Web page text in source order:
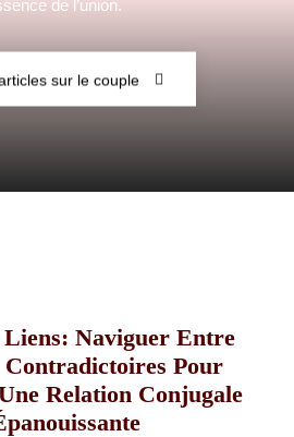
–
de l’union.
sur le couple
Naviguer Entre
Contradictoires Pour
Relation Conjugale